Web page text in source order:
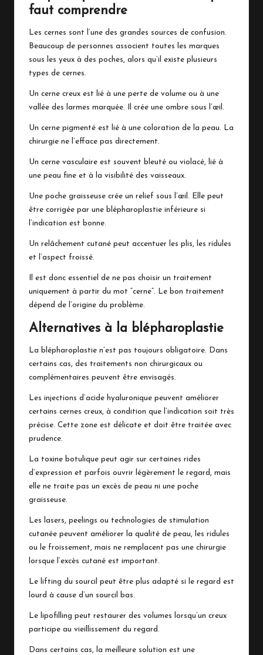
faut comprendre
Les cernes sont l’une des grandes sources de confusion.
Beaucoup de personnes associent toutes les marques
sous les yeux à des poches, alors qu’il existe plusieurs
types de cernes.
Un cerne creux est lié à une perte de volume ou à une
vallée des larmes marquée. Il crée une ombre sous l’œil.
Un cerne pigmenté est lié à une coloration de la peau. La
chirurgie ne l’efface pas directement.
Un cerne vasculaire est souvent bleuté ou violacé, lié à
une peau fine et à la visibilité des vaisseaux.
Une poche graisseuse crée un relief sous l’œil. Elle peut
être corrigée par une blépharoplastie inférieure si
l’indication est bonne.
Un relâchement cutané peut accentuer les plis, les ridules
et l’aspect froissé.
Il est donc essentiel de ne pas choisir un traitement
uniquement à partir du mot “cerne”. Le bon traitement
dépend de l’origine du problème.
Alternatives à la blépharoplastie
La blépharoplastie n’est pas toujours obligatoire. Dans
certains cas, des traitements non chirurgicaux ou
complémentaires peuvent être envisagés.
Les injections d’acide hyaluronique peuvent améliorer
certains cernes creux, à condition que l’indication soit très
précise. Cette zone est délicate et doit être traitée avec
prudence.
La toxine botulique peut agir sur certaines rides
d’expression et parfois ouvrir légèrement le regard, mais
elle ne traite pas un excès de peau ni une poche
graisseuse.
Les lasers, peelings ou technologies de stimulation
cutanée peuvent améliorer la qualité de peau, les ridules
ou le froissement, mais ne remplacent pas une chirurgie
lorsque l’excès cutané est important.
Le lifting du sourcil peut être plus adapté si le regard est
lourd à cause d’un sourcil bas.
Le lipofilling peut restaurer des volumes lorsqu’un creux
participe au vieillissement du regard.
Dans certains cas, la meilleure solution est une